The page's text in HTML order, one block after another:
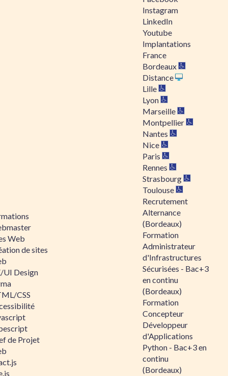
Web
de sites
UI Design
CSS
de Projet
Instagram
LinkedIn
Youtube
Implantations
France
Bordeaux
Distance
Lille
Lyon
Marseille
Montpellier
Nantes
Nice
Paris
Rennes
Strasbourg
Toulouse
Recrutement
Alternance
(Bordeaux)
Formation
Administrateur
d'Infrastructures
Sécurisées - Bac+3
en continu
(Bordeaux)
Formation
Concepteur
Développeur
d'Applications
Python - Bac+3 en
continu
(Bordeaux)